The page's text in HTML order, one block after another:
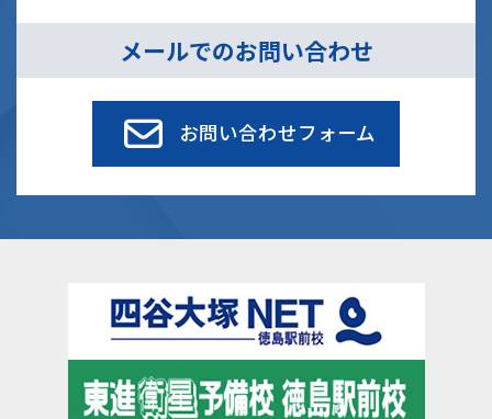
メールでのお問い合わせ
お問い合わせフォーム